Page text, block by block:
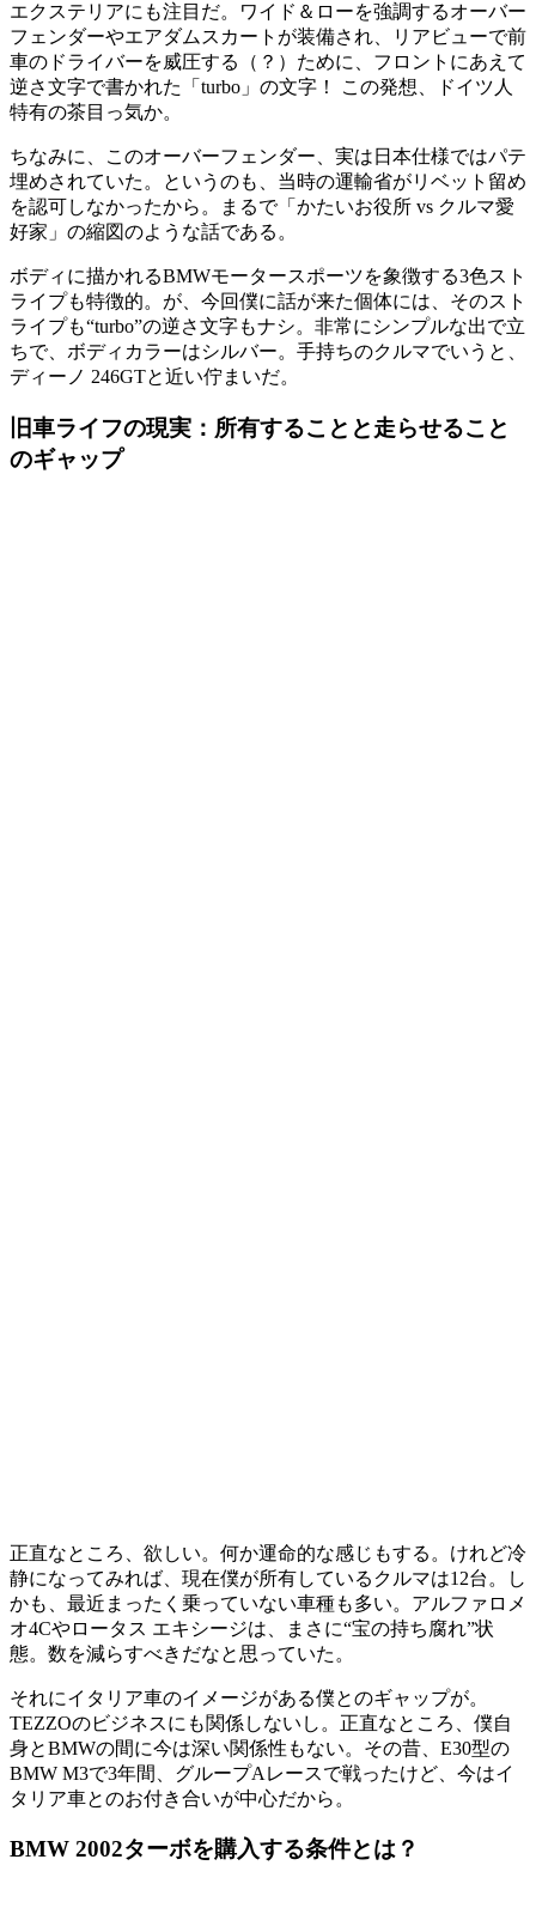
エクステリアにも注目だ。ワイド＆ローを強調するオーバー
フェンダーやエアダムスカートが装備され、リアビューで前
車のドライバーを威圧する（？）ために、フロントにあえて
逆さ文字で書かれた「turbo」の文字！ この発想、ドイツ人
特有の茶目っ気か。
ちなみに、このオーバーフェンダー、実は日本仕様ではパテ
埋めされていた。というのも、当時の運輸省がリベット留め
を認可しなかったから。まるで「かたいお役所 vs クルマ愛
好家」の縮図のような話である。
ボディに描かれるBMWモータースポーツを象徴する3色スト
ライプも特徴的。が、今回僕に話が来た個体には、そのスト
ライプも“turbo”の逆さ文字もナシ。非常にシンプルな出で立
ちで、ボディカラーはシルバー。手持ちのクルマでいうと、
ディーノ 246GTと近い佇まいだ。
旧車ライフの現実：所有することと走らせること
のギャップ
正直なところ、欲しい。何か運命的な感じもする。けれど冷
静になってみれば、現在僕が所有しているクルマは12台。し
かも、最近まったく乗っていない車種も多い。アルファロメ
オ4Cやロータス エキシージは、まさに“宝の持ち腐れ”状
態。数を減らすべきだなと思っていた。
それにイタリア車のイメージがある僕とのギャップが。
TEZZOのビジネスにも関係しないし。正直なところ、僕自
身とBMWの間に今は深い関係性もない。その昔、E30型の
BMW M3で3年間、グループAレースで戦ったけど、今はイ
タリア車とのお付き合いが中心だから。
BMW 2002ターボを購入する条件とは？